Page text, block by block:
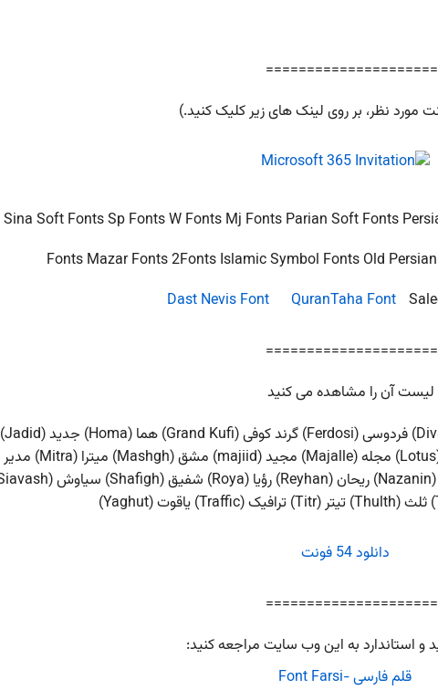
Sina Soft Fonts Sp Fonts W Fonts Mj Fonts Parian Soft Fonts
Fonts Mazar Fonts 2Fonts Islamic Symbol Fonts Old
Dast Nevis Font
QuranTaha Font
بدر (Badr) کامپست (Compset) دیوانی (Divani) فردوسی (Ferdosi) گرند کوفی (Grand Kufi) هما (Homa) جدید (Jadid)
کامران (Kamran) کودک (Koodak) لوتوس (Lotus) مجله (Majalle) مجید (majiid) مشق (Mashgh) میترا (Mitra) مدیر
دانلود 54 فونت
به این وب سایت مراجعه کنید:
قلم فارسی -Font Farsi